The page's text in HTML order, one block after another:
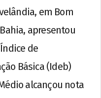
em Bom
apresentou
de
Básica (Ideb)
alcançou nota